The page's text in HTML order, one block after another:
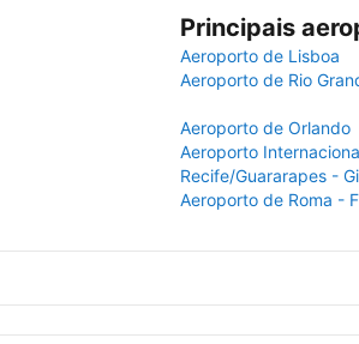
Principais
Aeroporto de Lisboa
Aeroporto de Rio
Aeroporto de Orlando
Aeroporto
Recife/Guararapes -
Aeroporto de Roma -